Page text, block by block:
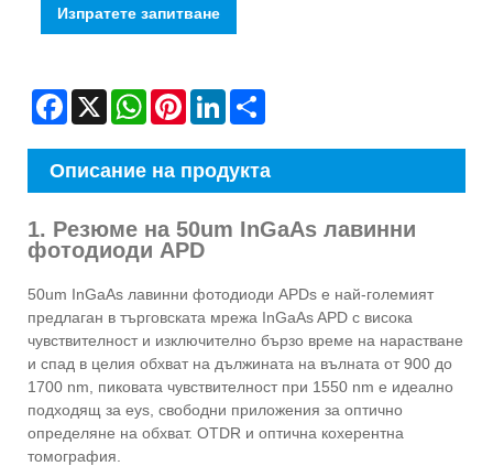
Изпратете запитване
Facebook
X WhatsAppPinterestLinkedIn
Описание на продукта
1. Резюме на 50um InGaAs лавинни
фотодиоди APD
50um InGaAs лавинни фотодиоди APDs е най-големият
предлаган в търговската мрежа InGaAs APD с висока
чувствителност и изключително бързо време на нарастване
и спад в целия обхват на дължината на вълната от 900 до
1700 nm, пиковата чувствителност при 1550 nm е идеално
подходящ за eys, свободни приложения за оптично
определяне на обхват. OTDR и оптична кохерентна
томография.